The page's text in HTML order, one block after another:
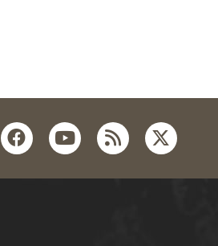
facebookyoutube
rss twitter